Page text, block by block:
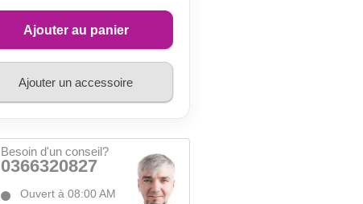
Ajouter au panier
Ajouter un accessoire
Besoin d'un conseil?
0366320827
Ouvert à 08:00 AM